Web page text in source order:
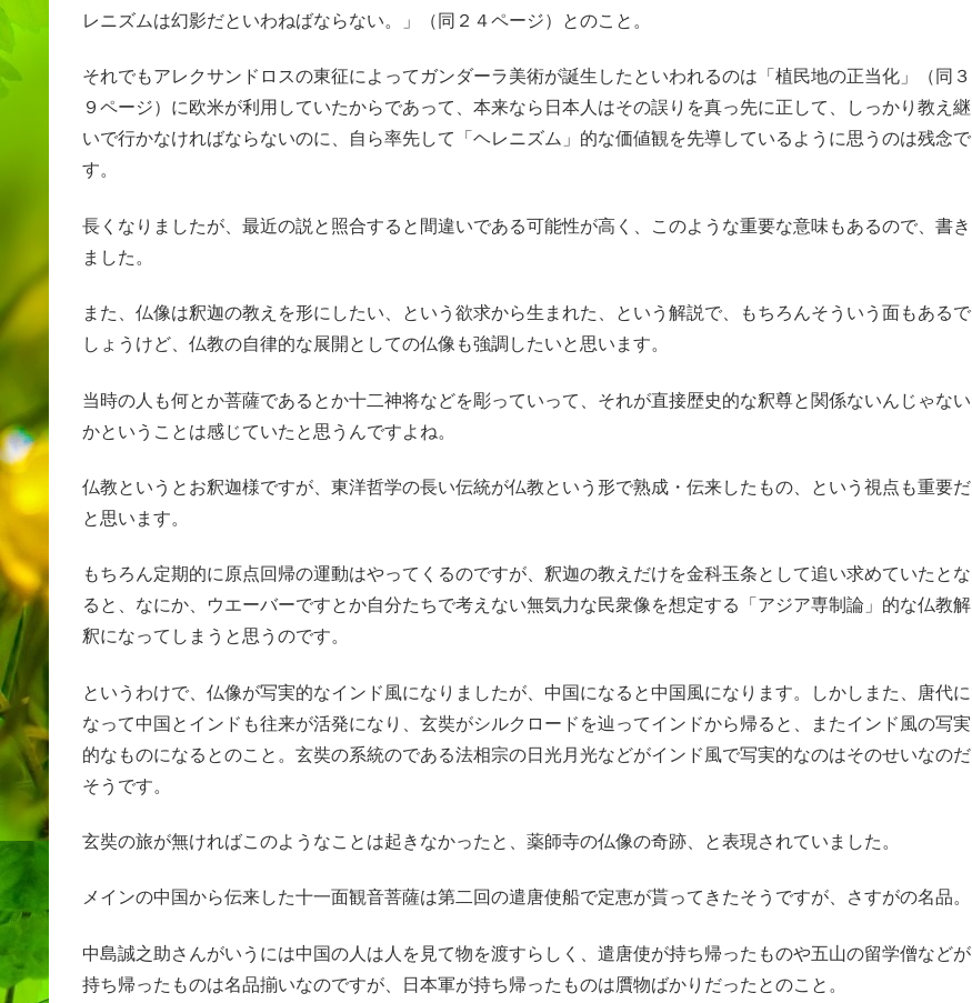
レニズムは幻影だといわねばならない。」（同２４ページ）とのこと。
それでもアレクサンドロスの東征によってガンダーラ美術が誕生したといわれるのは「植民地の正当化」（同３
９ページ）に欧米が利用していたからであって、本来なら日本人はその誤りを真っ先に正して、しっかり教え継
いで行かなければならないのに、自ら率先して「ヘレニズム」的な価値観を先導しているように思うのは残念で
す。
長くなりましたが、最近の説と照合すると間違いである可能性が高く、このような重要な意味もあるので、書き
ました。
また、仏像は釈迦の教えを形にしたい、という欲求から生まれた、という解説で、もちろんそういう面もあるで
しょうけど、仏教の自律的な展開としての仏像も強調したいと思います。
当時の人も何とか菩薩であるとか十二神将などを彫っていって、それが直接歴史的な釈尊と関係ないんじゃない
かということは感じていたと思うんですよね。
仏教というとお釈迦様ですが、東洋哲学の長い伝統が仏教という形で熟成・伝来したもの、という視点も重要だ
と思います。
もちろん定期的に原点回帰の運動はやってくるのですが、釈迦の教えだけを金科玉条として追い求めていたとな
ると、なにか、ウエーバーですとか自分たちで考えない無気力な民衆像を想定する「アジア専制論」的な仏教解
釈になってしまうと思うのです。
というわけで、仏像が写実的なインド風になりましたが、中国になると中国風になります。しかしまた、唐代に
なって中国とインドも往来が活発になり、玄奘がシルクロードを辿ってインドから帰ると、またインド風の写実
的なものになるとのこと。玄奘の系統のである法相宗の日光月光などがインド風で写実的なのはそのせいなのだ
そうです。
玄奘の旅が無ければこのようなことは起きなかったと、薬師寺の仏像の奇跡、と表現されていました。
メインの中国から伝来した十一面観音菩薩は第二回の遣唐使船で定恵が貰ってきたそうですが、さすがの名品。
中島誠之助さんがいうには中国の人は人を見て物を渡すらしく、遣唐使が持ち帰ったものや五山の留学僧などが
持ち帰ったものは名品揃いなのですが、日本軍が持ち帰ったものは贋物ばかりだったとのこと。